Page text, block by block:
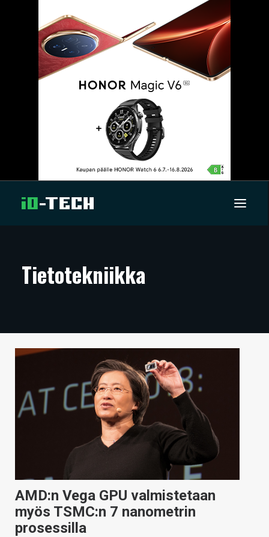
ARTIKKELIT
TECHBBS
TIETOA
HINTA.FI
KAUPPA
HAKU
Tietotekniikka
AMD:n Vega GPU valmistetaan
myös TSMC:n 7 nanometrin
prosessilla